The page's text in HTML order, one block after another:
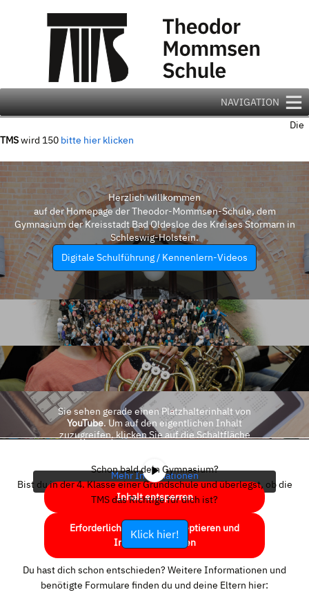
NAVIGATION
Die
TMSwird 150 bitte hier klicken
Herzlich willkommen
auf der Homepage der Theodor-Mommsen-Schule, dem
Gymnasium der Kreisstadt Bad Oldesloe des Kreises Stormarn in
Schleswig-Holstein.
Digitale Schulführung / Kennenlern-Videos
Sie sehen gerade einen Platzhalterinhalt von
YouTube. Um auf den eigentlichen Inhalt
zuzugreifen, klicken Sie auf die Schaltfläche
Mehr Informationen
Inhalt entsperren
Erforderlichen Service akzeptieren und
Inhalte entsperren
Schon bald dein Gymnasium?
Bist du in der 4. Klasse einer Grundschule und überlegst, ob die
TMS das Richtige für dich ist?
Klick hier!
Du hast dich schon entschieden? Weitere Informationen und
benötigte Formulare finden du und deine Eltern hier: